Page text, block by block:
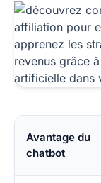
Avantage du
chatbot